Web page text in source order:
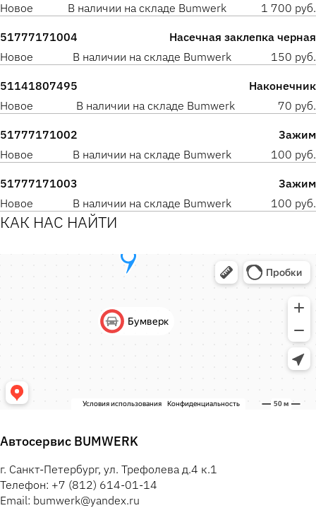
Новое
В наличии на складе Bumwerk 1 700 руб.
51777171004
Насечная заклепка черная
Новое
В наличии на складе Bumwerk 150 руб.
51141807495
Наконечник
Новое
В наличии на складе Bumwerk 70 руб.
51777171002
Зажим
Новое
В наличии на складе Bumwerk 100 руб.
51777171003
Зажим
Новое
В наличии на складе Bumwerk 100 руб.
КАК НАС НАЙТИ
Автосервис BUMWERK
г. Санкт-Петербург, ул. Трефолева д.4 к.1
Телефон: +7 (812) 614-01-14
Email: bumwerk@yandex.ru